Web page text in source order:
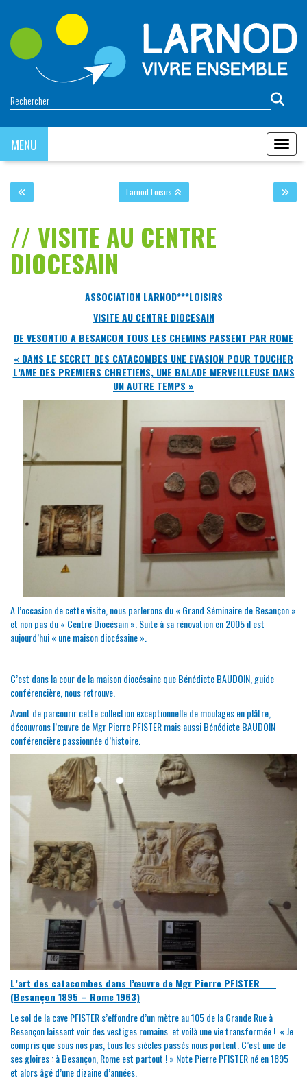
MENU
MENU
Larnod Loisirs
VISITE AU CENTRE
DIOCESAIN
ASSOCIATION LARNOD***LOISIRS
VISITE AU CENTRE DIOCESAIN
DE VESONTIO A BESANCON TOUS LES CHEMINS PASSENT PAR ROME
« DANS LE SECRET DES CATACOMBES UNE EVASION POUR TOUCHER
L’AME DES PREMIERS CHRETIENS, UNE BALADE MERVEILLEUSE DANS
UN AUTRE TEMPS »
A l’occasion de cette visite, nous parlerons du « Grand Séminaire de Besançon »
et non pas du « Centre Diocésain ». Suite à sa rénovation en 2005 il est
aujourd’hui « une maison diocésaine ».
C’est dans la cour de la maison diocésaine que Bénédicte BAUDOIN, guide
conférencière, nous retrouve.
Avant de parcourir cette collection exceptionnelle de moulages en plâtre,
découvrons l’œuvre de Mgr Pierre PFISTER mais aussi Bénédicte BAUDOIN
conférencière passionnée d’histoire.
L’art des catacombes dans l’œuvre de Mgr Pierre PFISTER
(Besançon 1895 – Rome 1963)
Le sol de la cave PFISTER s’effondre d’un mètre au 105 de la Grande Rue à
Besançon laissant voir des vestiges romains et voilà une vie transformée ! « Je
compris que sous nos pas, tous les siècles passés nous portent. C’est une de
ses gloires : à Besançon, Rome est partout ! » Note Pierre PFISTER né en 1895
et alors âgé d’une dizaine d’années.